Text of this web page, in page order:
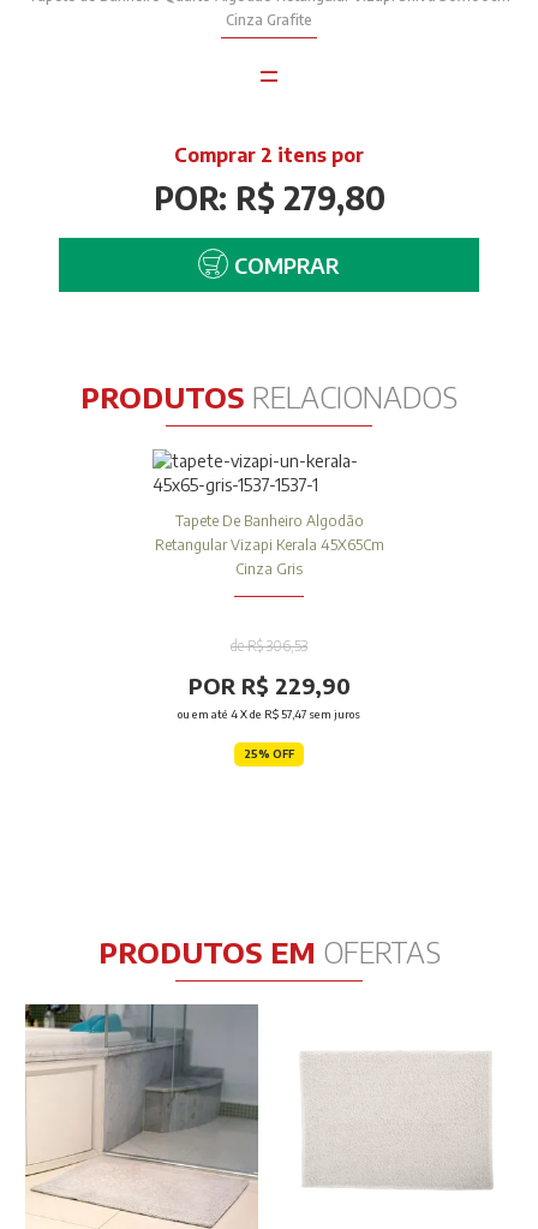
Cinza Grafite
=
Comprar 2 itens por
POR: R$ 279,80
COMPRAR
PRODUTOS RELACIONADOS
Tapete De Banheiro Algodão
Retangular Vizapi Kerala 45X65Cm
Cinza Gris
de R$ 306,53
POR R$ 229,90
ou em até 4X de R$ 57,47 sem juros
25% OFF
PRODUTOS EM OFERTAS